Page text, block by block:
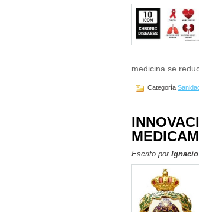
medicina se
Categoría
Escrito por